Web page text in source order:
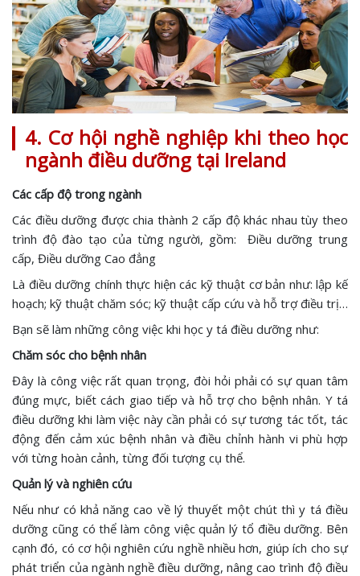
4. Cơ hội nghề nghiệp khi theo học
ngành điều dưỡng tại Ireland
Các cấp độ trong ngành
Các điều dưỡng được chia thành 2 cấp độ khác nhau tùy theo
trình độ đào tạo của từng người, gồm: Điều dưỡng trung
cấp, Điều dưỡng Cao đẳng
Là điều dưỡng chính thực hiện các kỹ thuật cơ bản như: lập kế
hoạch; kỹ thuật chăm sóc; kỹ thuật cấp cứu và hỗ trợ điều trị…
Bạn sẽ làm những công việc khi học y tá điều dưỡng như:
Chăm sóc cho bệnh nhân
Đây là công việc rất quan trọng, đòi hỏi phải có sự quan tâm
đúng mực, biết cách giao tiếp và hỗ trợ cho bệnh nhân. Y tá
điều dưỡng khi làm việc này cần phải có sự tương tác tốt, tác
động đến cảm xúc bệnh nhân và điều chỉnh hành vi phù hợp
với từng hoàn cảnh, từng đối tượng cụ thể.
Quản lý và nghiên cứu
Nếu như có khả năng cao về lý thuyết một chút thì y tá điều
dưỡng cũng có thể làm công việc quản lý tổ điều dưỡng. Bên
cạnh đó, có cơ hội nghiên cứu nghề nhiều hơn, giúp ích cho sự
phát triển của ngành nghề điều dưỡng, nâng cao trình độ điều